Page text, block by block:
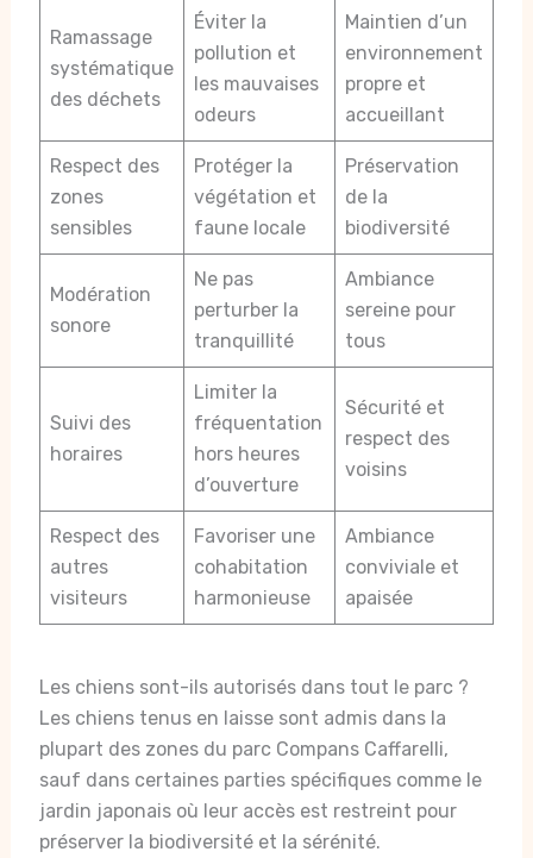
Ramassage
systématique
des déchets
Éviter la
pollution et
les mauvaises
odeurs
Maintien d’un
environnement
propre et
accueillant
Respect des
zones
sensibles
Protéger la
végétation et
faune locale
Préservation
de la
biodiversité
Modération
sonore
Ne pas
perturber la
tranquillité
Ambiance
sereine pour
tous
Suivi des
horaires
Limiter la
fréquentation
hors heures
d’ouverture
Sécurité et
respect des
voisins
Respect des
autres
visiteurs
Favoriser une
cohabitation
harmonieuse
Ambiance
conviviale et
apaisée
Les chiens sont-ils autorisés dans tout le parc ?
Les chiens tenus en laisse sont admis dans la
plupart des zones du parc Compans Caffarelli,
sauf dans certaines parties spécifiques comme le
jardin japonais où leur accès est restreint pour
préserver la biodiversité et la sérénité.